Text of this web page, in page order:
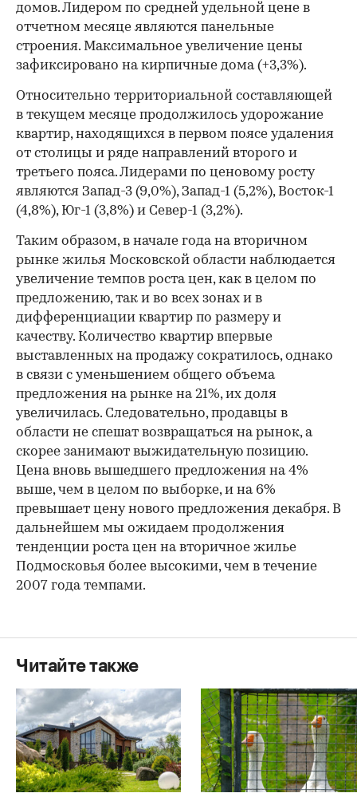
домов. Лидером по средней удельной цене в
отчетном месяце являются панельные
строения. Максимальное увеличение цены
зафиксировано на кирпичные дома (+3,3%).
Относительно территориальной составляющей
в текущем месяце продолжилось удорожание
квартир, находящихся в первом поясе удаления
от столицы и ряде направлений второго и
третьего пояса. Лидерами по ценовому росту
являются Запад-3 (9,0%), Запад-1 (5,2%), Восток-1
(4,8%), Юг-1 (3,8%) и Север-1 (3,2%).
Таким образом, в начале года на вторичном
рынке жилья Московской области наблюдается
увеличение темпов роста цен, как в целом по
предложению, так и во всех зонах и в
дифференциации квартир по размеру и
качеству. Количество квартир впервые
выставленных на продажу сократилось, однако
в связи с уменьшением общего объема
предложения на рынке на 21%, их доля
увеличилась. Следовательно, продавцы в
области не спешат возвращаться на рынок, а
скорее занимают выжидательную позицию.
Цена вновь вышедшего предложения на 4%
выше, чем в целом по выборке, и на 6%
превышает цену нового предложения декабря. В
дальнейшем мы ожидаем продолжения
тенденции роста цен на вторичное жилье
Подмосковья более высокими, чем в течение
2007 года темпами.
Читайте также